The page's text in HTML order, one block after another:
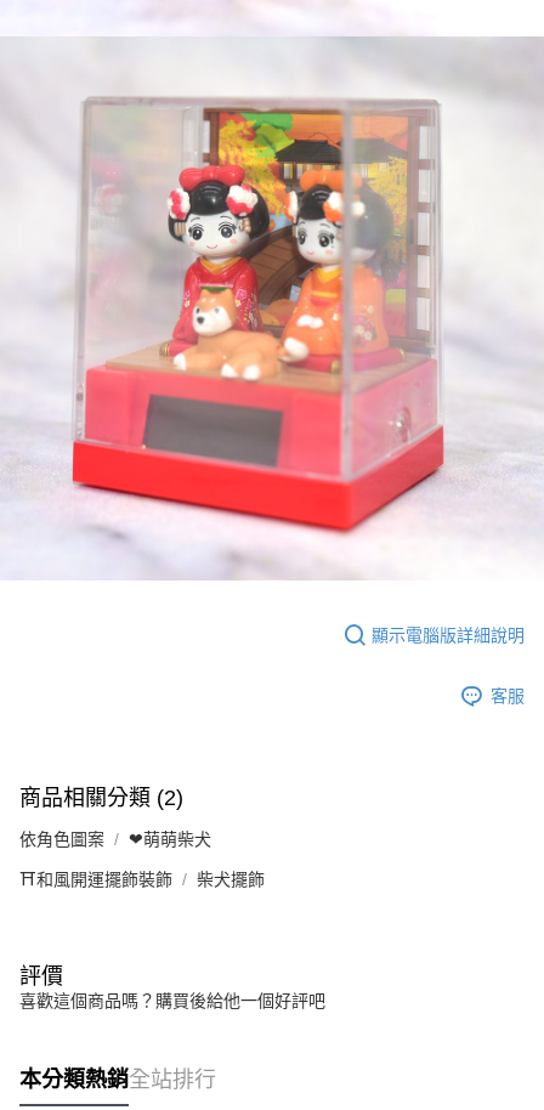
顯示電腦版詳細說明
客服
商品相關分類 (2)
依角色圖案 ❤萌萌柴犬
⛩️和風開運擺飾裝飾 柴犬擺飾
評價
喜歡這個商品嗎？購買後給他一個好評吧
本分類熱銷全站排行